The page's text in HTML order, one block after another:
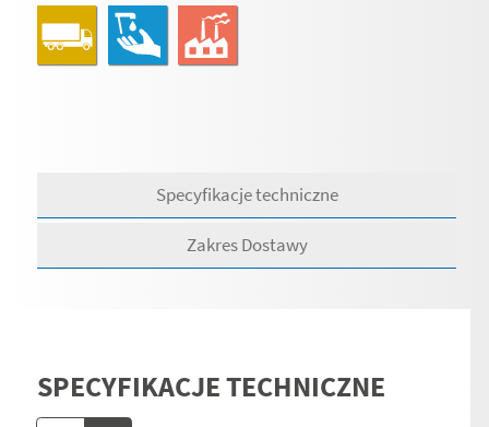
Specyfikacje techniczne
Zakres Dostawy
SPECYFIKACJE TECHNICZNE